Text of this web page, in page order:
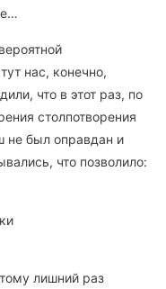
нас, конечно,
что в этот раз, по
столпотворения
не был оправдан и
что позволило:
лишний раз